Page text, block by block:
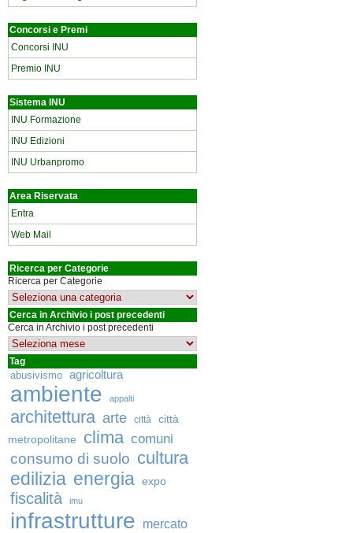
Concorsi e Premi
Concorsi INU
Premio INU
Sistema INU
INU Formazione
INU Edizioni
INU Urbanpromo
Area Riservata
Entra
Web Mail
Ricerca per Categorie
Ricerca per Categorie
Cerca in Archivio i post precedenti
Cerca in Archivio i post precedenti
Tag
abusivismo agricoltura
ambiente appalti
architettura arte città
città
metropolitane
clima comuni
consumo di suolo cultura
edilizia energia expo
fiscalità imu
infrastrutture
mercato